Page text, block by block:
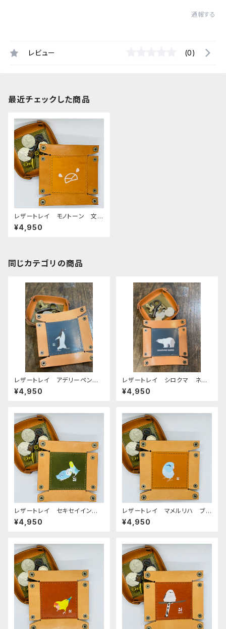
通報する
レビュー (0)
最近チェックした商品
レザートレイ モノトーン 文
鳥 Camel キャメル 栃木レ
ザー
¥4,950
同じカテゴリの商品
レザートレイ アデリーペンギ
ン ペンギン ネイビー 栃木
レザー
¥4,950
レザートレイ シロクマ ネイ
ビー 栃木レザー
¥4,950
レザートレイ セキセイイン
コ ノーマルブルー & レイン
ボー Green グリーン せき
¥4,950
レザートレイ マメルリハ ブル
ー キャメル Camel 栃木レ
ザー
¥4,950